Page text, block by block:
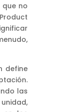
no
define
las